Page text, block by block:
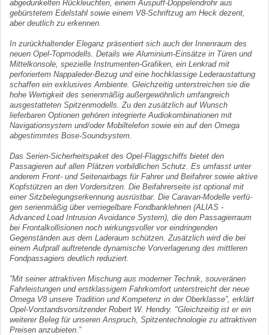
abge­dunkelten Rückleuchten, einem Auspuff-Doppelendrohr aus
gebürstetem Edelstahl sowie einem V8-Schriftzug am Heck dezent,
aber deutlich zu erkennen.
In zurückhaltender Eleganz präsentiert sich auch der Innenraum des
neuen Opel-Topmodells. Details wie Aluminium-Einsätze in Türen und
Mittelkonsole, spezielle Instrumenten-Grafiken, ein Lenkrad mit
perforiertem Nappaleder-Bezug und eine hochklassige Lederaustattung
schaffen ein exklusives Ambiente. Gleichzeitig unter­streichen sie die
hohe Wertigkeit des serienmäßig außergewöhnlich umfangreich
ausgestatteten Spitzenmodells. Zu den zusätzlich auf Wunsch
lieferbaren Optionen gehören integrierte Audiokombinationen mit
Navigationsystem und/oder Mobiltelefon sowie ein auf den Omega
abgestimmtes Bose-Soundsystem.
Das Serien-Sicherheitspaket des Opel-Flaggschiffs bietet den
Passagieren auf allen Plätzen vorbildlichen Schutz. Es umfasst unter
anderem Front- und Seitenairbags für Fahrer und Beifahrer sowie aktive
Kopfstützen an den Vordersitzen. Die Beifahrerseite ist optional mit
einer Sitzbelegungserkennung ausrüstbar. Die Caravan-Modelle verfü­
gen serienmäßig über verriegelbare Fondbanklehnen (ALIAS -
Advanced Load Intrusion Avoidance System), die den Passagierraum
bei Frontalkollisionen noch wir­kungsvoller vor eindringenden
Gegenständen aus dem Laderaum schützen. Zusätzlich wird die bei
einem Aufprall auftretende dynamische Vorverlagerung des mittleren
Fondpassagiers deutlich reduziert.
”Mit seiner attraktiven Mischung aus moderner Technik, souveränen
Fahrleistungen und erstklassigem Fahrkomfort unterstreicht der neue
Omega V8 unsere Tradition und Kompetenz in der Oberklasse”, erklärt
Opel-Vorstandsvorsitzender Robert W. Hendry. "Gleichzeitig ist er ein
weiterer Beleg für unseren Anspruch, Spitzentechnologie zu attraktiven
Preisen anzubieten.”